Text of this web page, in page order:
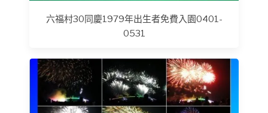
六福村30同慶1979年出生者免費入園0401-
0531